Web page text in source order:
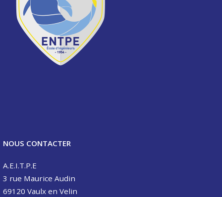
e
s
NOUS CONTACTER
A.E.I.T.P.E
3 rue Maurice Audin
69120 Vaulx en Velin